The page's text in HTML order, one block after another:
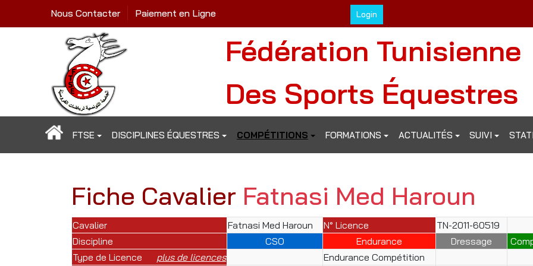
Login
Nous Contacter Paiement en Ligne
Fédération Tunisienne
Des Sports Équestres
FTSE DISCIPLINES ÉQUESTRES COMPÉTITIONS FORMATIONS ACTUALITÉS SUIVI
Fiche Cavalier Fatnasi Med Haroun
Cavalier Fatnasi Med Haroun N° Licence
TN-2011-60519
Discipline
CSO Endurance Dressage
Type de Licence
plus de licences
Endurance Compétition